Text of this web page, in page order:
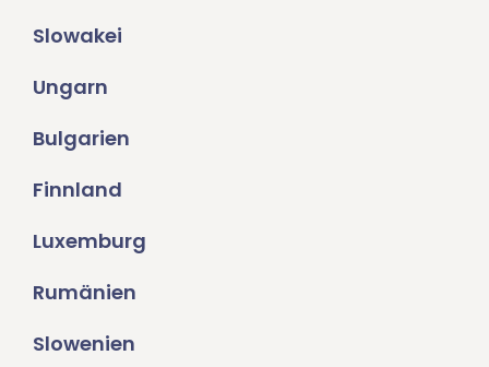
Slowakei
Ungarn
Bulgarien
Finnland
Luxemburg
Rumänien
Slowenien